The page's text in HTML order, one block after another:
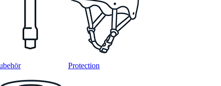
Protection